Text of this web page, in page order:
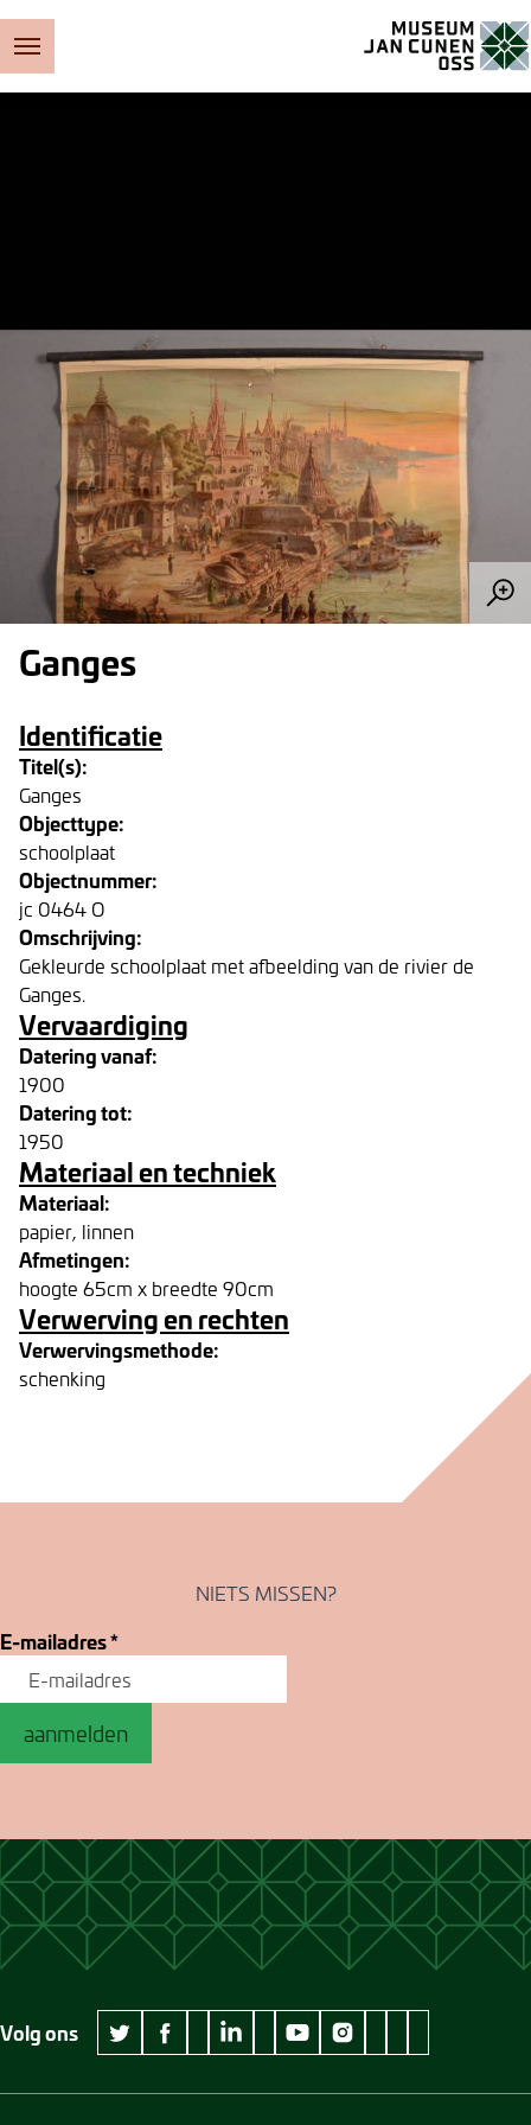
Ganges
Identificatie
Titel(s):
Ganges
Objecttype:
schoolplaat
Objectnummer:
jc 0464 O
Omschrijving:
Gekleurde schoolplaat met afbeelding van de rivier de
Ganges.
Vervaardiging
Datering vanaf:
1900
Datering tot:
1950
Materiaal en techniek
Materiaal:
papier, linnen
Afmetingen:
hoogte 65cm x breedte 90cm
Verwerving en rechten
Verwervingsmethode:
schenking
NIETS MISSEN?
E-mailadres*
aanmelden
Volg ons
twitter Museum Jan Cunen
facebook Museum Jan Cunen
wikipedia Museum Jan Cunen
linkedin Museum Jan Cunen
googleplus Museum Jan Cunen
youtube Museum Jan Cunen
instagram Museum